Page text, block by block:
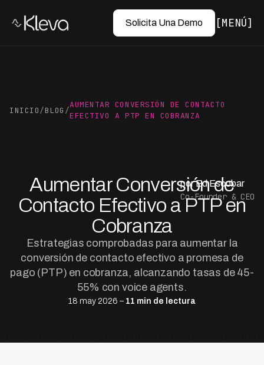
Solicita Una Demo MENÚ
INICIO/BLOG /
AUMENTAR CONVERSIÓN DE CONTACTO
EFECTIVO A PTP EN COBRANZA
Aumentar Conversión de
Contacto Efectivo a PTP en
Cobranza
Estrategias comprobadas para aumentar la
conversión de contacto efectivo a promesa de
pago (PTP) en cobranza, alcanzando tasas de 45-
55% con voice agents.
18 may 2026 – 11 min de lectura
por Ed Escobar
Co-Founder & CEO